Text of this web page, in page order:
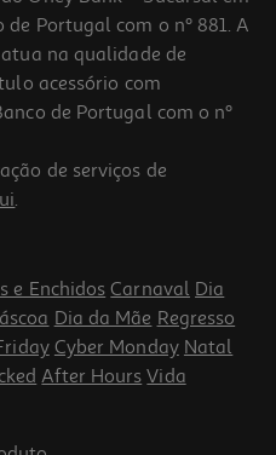
A 11ºano
Portugal com o nº 881. A
na qualidade de
acessório com
de Portugal com o nº
de serviços de
.
e Enchidos Carnaval Dia
Dia da Mãe Regresso
Cyber Monday Natal
After Hours Vida